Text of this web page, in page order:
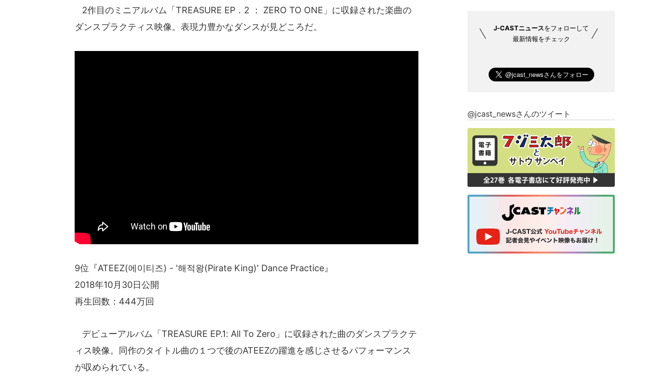
2作目のミニアルバム「TREASURE EP．2 ： ZERO TO ONE」に収録された楽曲の
ダンスプラクティス映像。表現力豊かなダンスが見どころだ。
9位『ATEEZ(에이티즈) - '해적왕(Pirate King)' Dance Practice』
2018年10月30日公開
再生回数：444万回
デビューアルバム「TREASURE EP.1: All To Zero」に収録された曲のダンスプラクテ
ィス映像。同作のタイトル曲の１つで後のATEEZの躍進を感じさせるパフォーマンス
が収められている。
J-CASTニュースをフォローして
最新情報をチェック
@jcast_newsさんのツイート